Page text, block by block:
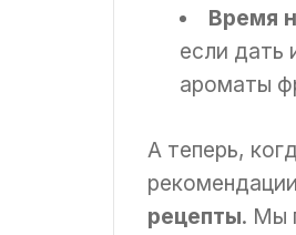
Время
если дать
ароматы
А теперь,
рецепты. Мы